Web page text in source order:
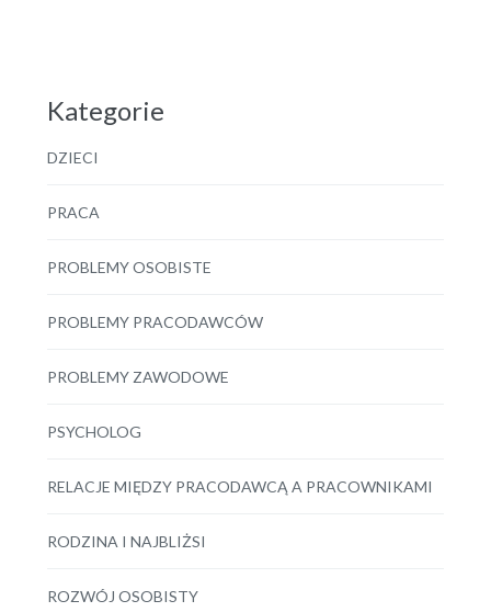
Kategorie
DZIECI
PRACA
PROBLEMY OSOBISTE
PROBLEMY PRACODAWCÓW
PROBLEMY ZAWODOWE
PSYCHOLOG
RELACJE MIĘDZY PRACODAWCĄ A PRACOWNIKAMI
RODZINA I NAJBLIŻSI
ROZWÓJ OSOBISTY